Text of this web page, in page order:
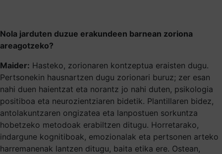
Nola jarduten duzue erakundeen barnean zoriona
areagotzeko?
Maider: Hasteko, zorionaren kontzeptua eraisten dugu.
Pertsonekin hausnartzen dugu zorionari buruz; zer esan
nahi duen haientzat eta norantz jo nahi duten, psikologia
positiboa eta neurozientziaren bidetik. Plantillaren bidez,
antolakuntzaren ongizatea eta lanpostuen sorkuntza
hobetzeko metodoak erabiltzen ditugu. Horretarako,
indargune kognitiboak, emozionalak eta pertsonen arteko
harremanenak lantzen ditugu, baita etika ere. Ostean,